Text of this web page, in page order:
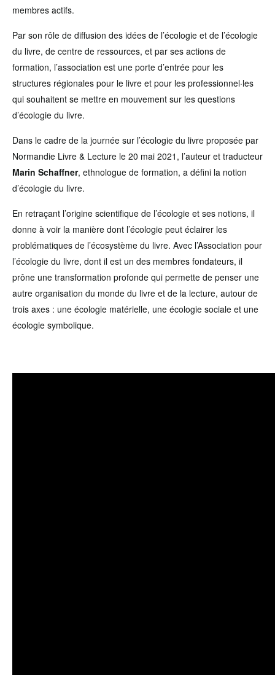
membres actifs.
Par son rôle de diffusion des idées de l’écologie et de l’écologie
du livre, de centre de ressources, et par ses actions de
formation, l’association est une porte d’entrée pour les
structures régionales pour le livre et pour les professionnel·les
qui souhaitent se mettre en mouvement sur les questions
d’écologie du livre.
Dans le cadre de la journée sur l’écologie du livre proposée par
Normandie Livre & Lecture le 20 mai 2021, l’auteur et traducteur
Marin Schaffner, ethnologue de formation, a défini la notion
d’écologie du livre.
En retraçant l’origine scientifique de l’écologie et ses notions, il
donne à voir la manière dont l’écologie peut éclairer les
problématiques de l’écosystème du livre. Avec l’Association pour
l’écologie du livre, dont il est un des membres fondateurs, il
prône une transformation profonde qui permette de penser une
autre organisation du monde du livre et de la lecture, autour de
trois axes : une écologie matérielle, une écologie sociale et une
écologie symbolique.